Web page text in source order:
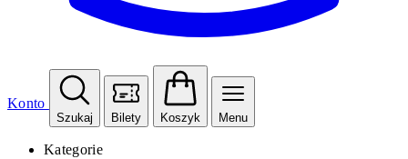
Konto
Szukaj Bilety Koszyk Menu
Kategorie